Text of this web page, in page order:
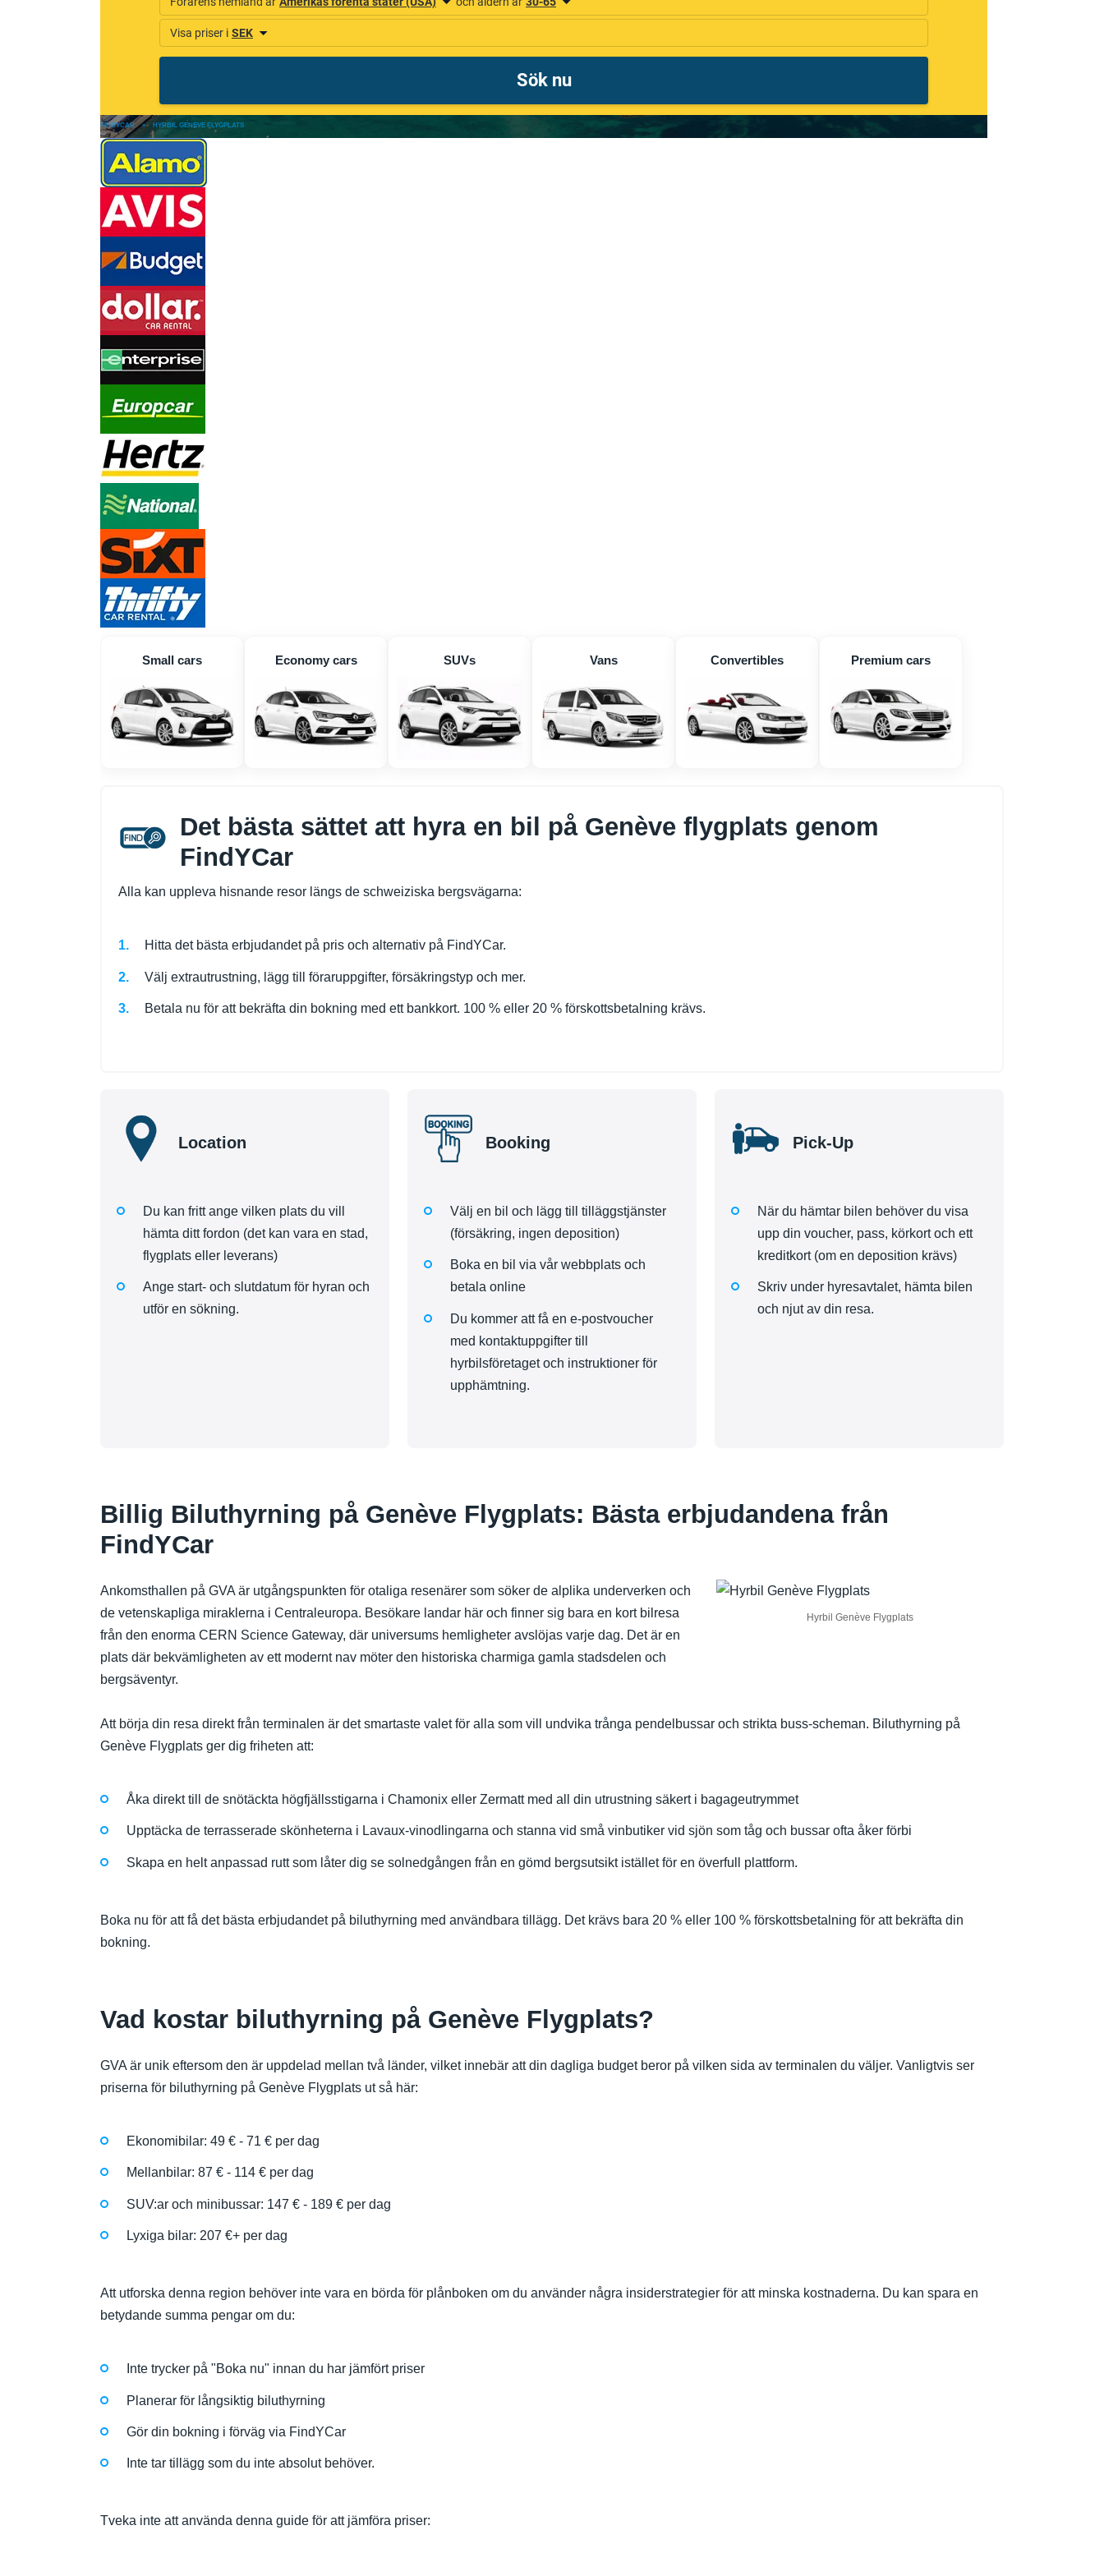
FINDYCAR » HYRBIL GENÈVE FLYGPLATS
Small cars Economy cars SUVs Vans Convertibles Premium cars
Det bästa sättet att hyra en bil på Genève flygplats genom
FindYCar
Alla kan uppleva hisnande resor längs de schweiziska bergsvägarna:
Hitta det bästa erbjudandet på pris och alternativ på FindYCar.
Välj extrautrustning, lägg till föraruppgifter, försäkringstyp och mer.
Betala nu för att bekräfta din bokning med ett bankkort. 100 % eller 20 % förskottsbetalning krävs.
Location
Du kan fritt ange vilken plats du vill
hämta ditt fordon (det kan vara en stad,
flygplats eller leverans)
Ange start- och slutdatum för hyran och
utför en sökning.
Booking
Välj en bil och lägg till tilläggstjänster
(försäkring, ingen deposition)
Boka en bil via vår webbplats och
betala online
Du kommer att få en e-postvoucher
med kontaktuppgifter till
hyrbilsföretaget och instruktioner för
upphämtning.
Pick-Up
När du hämtar bilen behöver du visa
upp din voucher, pass, körkort och ett
kreditkort (om en deposition krävs)
Skriv under hyresavtalet, hämta bilen
och njut av din resa.
Billig Biluthyrning på Genève Flygplats: Bästa erbjudandena från
FindYCar
Hyrbil Genève Flygplats
Ankomsthallen på GVA är utgångspunkten för otaliga resenärer som söker de alplika underverken och
de vetenskapliga miraklerna i Centraleuropa. Besökare landar här och finner sig bara en kort bilresa
från den enorma CERN Science Gateway, där universums hemligheter avslöjas varje dag. Det är en
plats där bekvämligheten av ett modernt nav möter den historiska charmiga gamla stadsdelen och
bergsäventyr.
Att börja din resa direkt från terminalen är det smartaste valet för alla som vill undvika trånga pendelbussar och strikta buss-scheman. Biluthyrning på
Genève Flygplats ger dig friheten att:
Åka direkt till de snötäckta högfjällsstigarna i Chamonix eller Zermatt med all din utrustning säkert i bagageutrymmet
Upptäcka de terrasserade skönheterna i Lavaux-vinodlingarna och stanna vid små vinbutiker vid sjön som tåg och bussar ofta åker förbi
Skapa en helt anpassad rutt som låter dig se solnedgången från en gömd bergsutsikt istället för en överfull plattform.
Boka nu för att få det bästa erbjudandet på biluthyrning med användbara tillägg. Det krävs bara 20 % eller 100 % förskottsbetalning för att bekräfta din
bokning.
Vad kostar biluthyrning på Genève Flygplats?
GVA är unik eftersom den är uppdelad mellan två länder, vilket innebär att din dagliga budget beror på vilken sida av terminalen du väljer. Vanligtvis ser
priserna för biluthyrning på Genève Flygplats ut så här:
Ekonomibilar: 49 € - 71 € per dag
Mellanbilar: 87 € - 114 € per dag
SUV:ar och minibussar: 147 € - 189 € per dag
Lyxiga bilar: 207 €+ per dag
Att utforska denna region behöver inte vara en börda för plånboken om du använder några insiderstrategier för att minska kostnaderna. Du kan spara en
betydande summa pengar om du:
Inte trycker på "Boka nu" innan du har jämfört priser
Planerar för långsiktig biluthyrning
Gör din bokning i förväg via FindYCar
Inte tar tillägg som du inte absolut behöver.
Tveka inte att använda denna guide för att jämföra priser: